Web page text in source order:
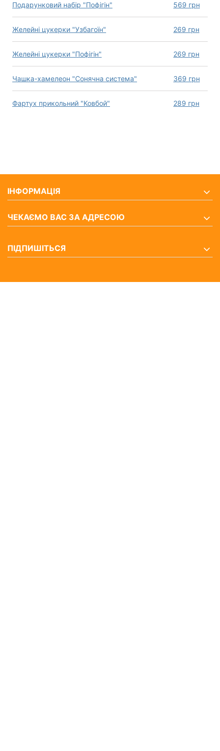
Подарунковий набір "Пофігін" 569 грн
Желейні цукерки "Узбагоїн" 269 грн
Желейні цукерки "Пофігін" 269 грн
Чашка-хамелеон "Сонячна система" 369 грн
Фартух прикольний "Ковбой" 289 грн
ІНФОРМАЦІЯ
ЧЕКАЄМО ВАС ЗА АДРЕСОЮ
ПІДПИШІТЬСЯ